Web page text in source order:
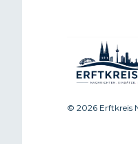
© 2026 Erftkreis